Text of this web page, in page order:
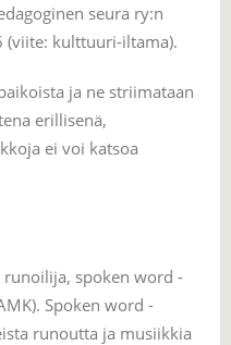
seura ry:n
kulttuuri-iltama).
ja ne striimataan
erillisenä,
ei voi katsoa
spoken word -
Spoken word -
runoutta ja musiikkia